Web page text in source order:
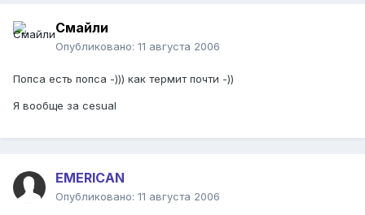
Смайли
Опубликовано: 11 августа 2006
Попса есть попса -))) как термит почти -))
Я вообще за cesual
EMERICAN
Опубликовано: 11 августа 2006